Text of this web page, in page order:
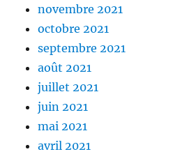
novembre 2021
octobre 2021
septembre 2021
août 2021
juillet 2021
juin 2021
mai 2021
avril 2021